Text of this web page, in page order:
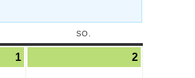
SO.
1 2